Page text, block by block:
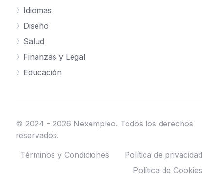
Idiomas
Diseño
Salud
Finanzas y Legal
Educación
© 2024 - 2026 Nexempleo. Todos los derechos
reservados.
Términos y Condiciones
Política de privacidad
Política de Cookies